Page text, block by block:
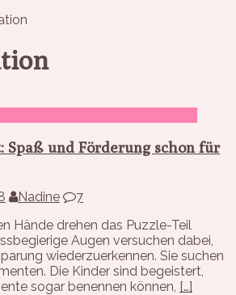
Spaß und Förderung schon für
Nadine
7
Hände drehen das Puzzle-Teil
Augen versuchen dabei,
wiederzuerkennen. Sie suchen
Die Kinder sind begeistert,
sogar benennen können, […]